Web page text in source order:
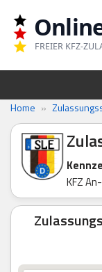
Zum
Inhalt
springen
FREIER KFZ-
Home »
KFZ